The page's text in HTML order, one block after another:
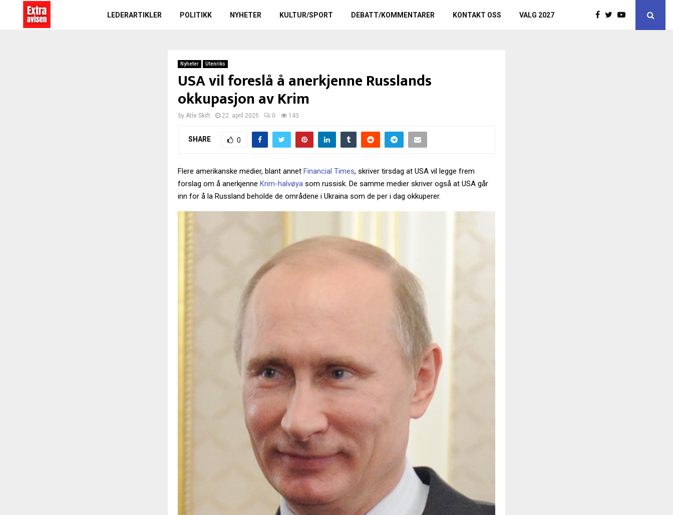
LEDERARTIKLER POLITIKK NYHETER KULTUR/SPORT DEBATT/KOMMENTARER KONTAKT OSS VALG 2027
Nyheter Utenriks
USA vil foreslå å anerkjenne Russlands
okkupasjon av Krim
by Atle Skift 22. april 2025 0 143
SHARE 0
Flere amerikanske medier, blant annet Financial Times, skriver tirsdag at USA vil legge frem
forslag om å anerkjenne Krim-halvøya som russisk. De samme medier skriver også at USA går
inn for å la Russland beholde de områdene i Ukraina som de per i dag okkuperer.